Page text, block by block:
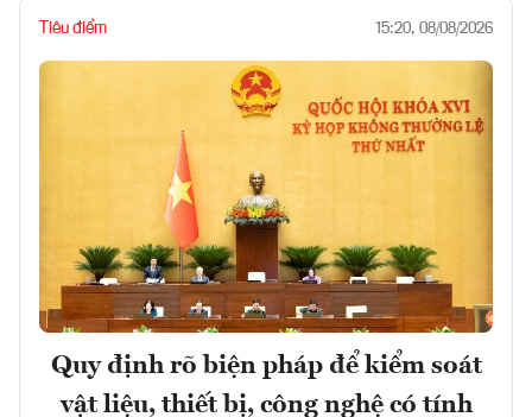
Tiêu điểm 15:20, 08/08/2026
Quy định rõ biện pháp để kiểm soát
vật liệu, thiết bị, công nghệ có tính